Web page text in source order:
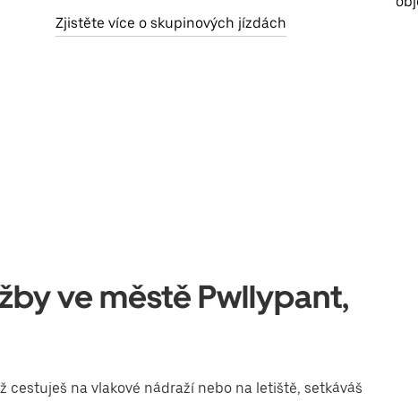
Zjistěte více o skupinových jízdách
ve městě Pwllypant,
cestuješ na vlakové nádraží nebo na letiště, setkáváš